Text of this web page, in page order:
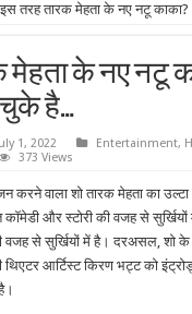
इस तरह तारक मेहता के नए नटू
के नए नटू
है…
1, 2022 Entertainment,
373 Views
करने वाला शो तारक मेहता का उल्टा
और स्टोरी की वजह से सुर्खियों
वजह से सुर्खियों में है। दरअसल, शो के
आर्टिस्ट किरण भट्ट को